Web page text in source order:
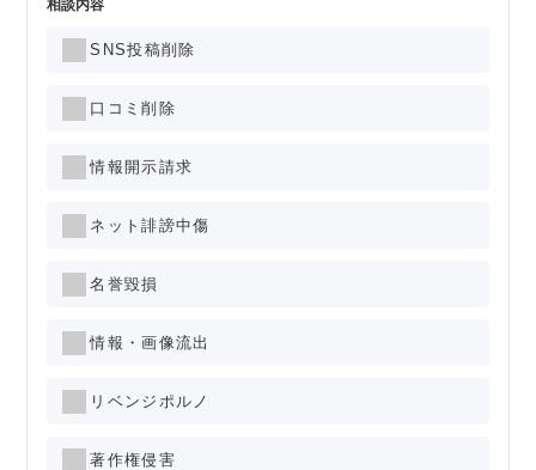
相談内容
SNS投稿削除
口コミ削除
情報開示請求
ネット誹謗中傷
名誉毀損
情報・画像流出
リベンジポルノ
著作権侵害